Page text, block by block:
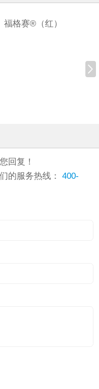
福格赛®（红）
回复！
的服务热线： 400-